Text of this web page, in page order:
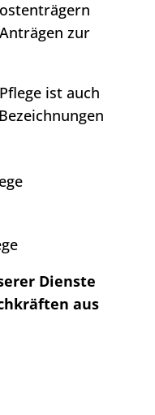
zur
ist auch
Dienste
aus